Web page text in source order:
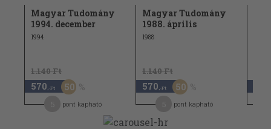
Magyar Tudomány
1994. december
1994
1.140 Ft
570 ,-Ft 50
pont kapható
Magyar Tudomány
1988. április
1988
1.140 Ft
570 ,-Ft 50
pont kapható